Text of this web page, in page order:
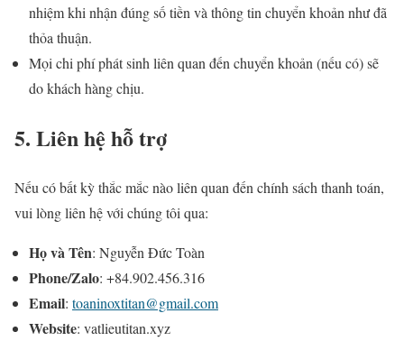
nhiệm khi nhận đúng số tiền và thông tin chuyển khoản như đã
thỏa thuận.
Mọi chi phí phát sinh liên quan đến chuyển khoản (nếu có) sẽ
do khách hàng chịu.
5. Liên hệ hỗ trợ
Nếu có bất kỳ thắc mắc nào liên quan đến chính sách thanh toán,
vui lòng liên hệ với chúng tôi qua:
Họ và Tên: Nguyễn Đức Toàn
Phone/Zalo: +84.902.456.316
Email: toaninoxtitan@gmail.com
Website: vatlieutitan.xyz